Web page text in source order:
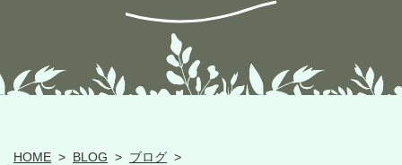
HOME > BLOG > ブログ >